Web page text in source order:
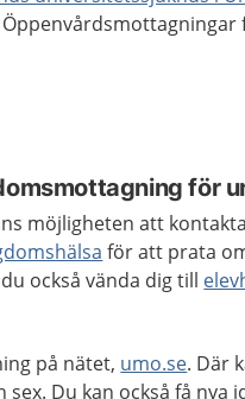
Öppenvårdsmottagningar
för
möjligheten att
för att prata
också vända dig till
på nätet, umo.se. Där
Du kan också få nya